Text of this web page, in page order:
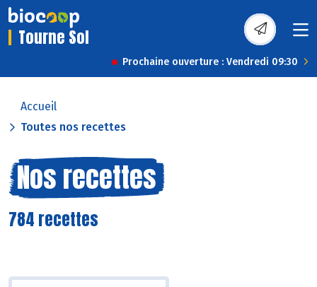
Tourne Sol
Prochaine ouverture : Vendredi 09:30
Accueil
Toutes nos recettes
Nos recettes
784 recettes